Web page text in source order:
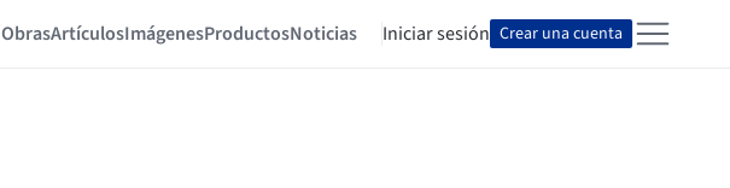
ObrasArtículosImágenesProductosNoticias Iniciar sesión Crear una cuenta